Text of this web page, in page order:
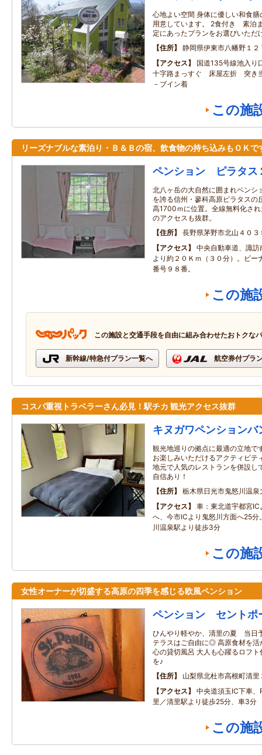
心地よい空間 身体に優しい和食
用意しています。 2食付き 素
定にあったプランをお選びいただ
住所
静岡県伊東市八幡野１２
アクセス
国道135号線池入
十字路まっすぐ 床屋左折 突き
－ブイン着
この施
リーズナブルな素泊り・Ｂ＆Ｂの宿、飲食物の持ち込みもＯＫで
ペンション ピラタス
北八ヶ岳の大自然に囲まれペンシ
を誇る信州・蓼科高原ピラタスの
高1700ｍに位置。全線無料化さ
のアクセスも抜群。
住所
長野県茅野市北山４０３
アクセス
中央自動車道、諏
より約２０Ｋｍ（３０分）。ビー
番号９８番。
この施
この施設と交通手段を自由に組み合わせたおトクな
新幹線/特急付プラン一覧へ 航空券付プラ
コスパ重視トラベラーさん必見！駅チカ 観光アクセス抜群
キヌガワペンションバ
観光地巡りの拠点に最適の立地で
お楽しみいただけるアクティビテ
地元で人気のレストランを併設し
自信あり！
住所
栃木県日光市鬼怒川温泉
アクセス
車：東北道宇都宮
へ、今市ICより鬼怒川方面へ25分
川温泉駅より徒歩3分
この施
女性オーナーが切盛する高原の四季を感じる欧風ペンション
ペンション セントポ
ひんやり軽やか、清里の夏 当日
テラスはご自由に◎ 高原食材を活
心の貸切風呂 大人も心躍るロフ
を♪
住所
山梨県北杜市高根町清里
アクセス
中央道須玉IC下車
里／清里駅より徒歩25分、車3分
この施